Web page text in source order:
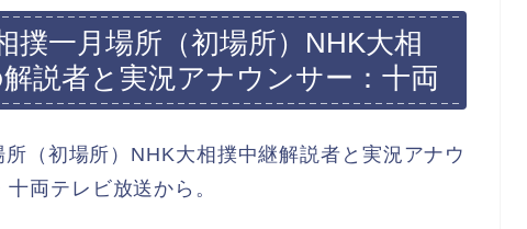
撲一月場所（初場所）NHK大相
説者と実況アナウンサー：十両
（初場所）NHK大相撲中継解説者と実況アナウ
両テレビ放送から。